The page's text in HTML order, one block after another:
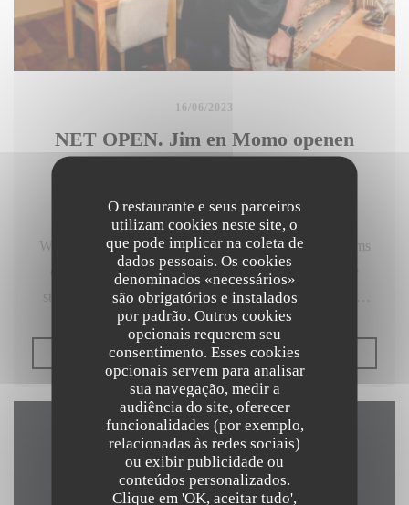
O restaurante e seus parceiros
utilizam cookies neste site, o
que pode implicar na coleta de
dados pessoais. Os cookies
denominados «necessários»
são obrigatórios e instalados
por padrão. Outros cookies
opcionais requerem seu
consentimento. Esses cookies
opcionais servem para analisar
sua navegação, medir a
audiência do site, oferecer
funcionalidades (por exemplo,
relacionadas às redes sociais)
ou exibir publicidade ou
conteúdos personalizados.
Clique em 'OK, aceitar tudo',
16/06/2023
NET OPEN. Jim en Momo openen
Thais restaurant in Damme
Wie Damme-centrum zegt, zegt horeca. De vele tearooms
en restaurants horen bij de identiteit van het pittoreske
stadje. Maar Arrom Thai kan je gerust een buitenbeentje
noemen. Bij Jim Van Landuyt (51) en echtgenote Momo
(48) vind je namelijk niet de klassieke Frans-Belgische
keuken, maar wél een authentiek Thais menu. “Voor
Damme is het zeker nieuw", glimlacht Jim. “Het is iets
anders dan de bezoekers hier gewoon zijn. Die reactie
hoorden we ook al verschillende keren. Maar wat ons
vooral opvalt: de mensen zijn blij dat we er zijn."
LER O ARTIGO ((ABRE NUMA NOVA
Mapa e Contacto